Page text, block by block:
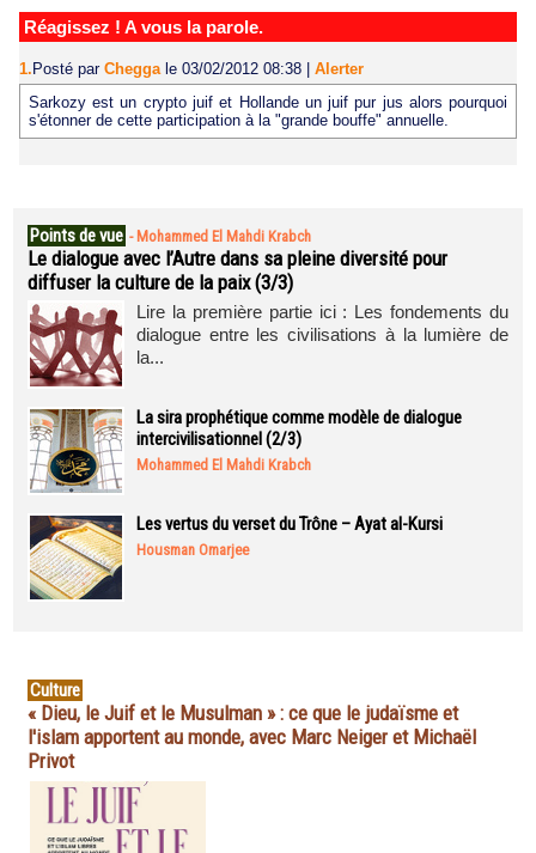
Réagissez ! A vous la parole.
1. Posté par Chegga le 03/02/2012 08:38
Alerter
Sarkozy est un crypto juif et Hollande un juif pur jus alors pourquoi
s'étonner de cette participation à la "grande bouffe" annuelle.
Points de vue - Mohammed El Mahdi Krabch
Le dialogue avec l’Autre dans sa pleine diversité pour
diffuser la culture de la paix (3/3)
Lire la première partie ici : Les fondements du
dialogue entre les civilisations à la lumière de
la...
La sira prophétique comme modèle de dialogue
intercivilisationnel (2/3)
Mohammed El Mahdi Krabch
Les vertus du verset du Trône – Ayat al-Kursi
Housman Omarjee
Culture
« Dieu, le Juif et le Musulman » : ce que le judaïsme et
l'islam apportent au monde, avec Marc Neiger et Michaël
Privot